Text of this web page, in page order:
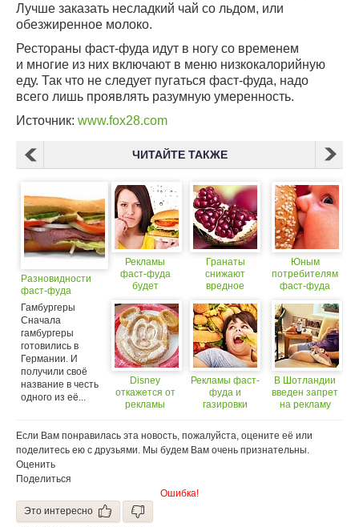
Лучше заказать несладкий чай со льдом, или
обезжиренное молоко.
Рестораны фаст-фуда идут в ногу со временем
и многие из них включают в меню низкокалорийную
еду. Так что не следует пугаться фаст-фуда, надо
всего лишь проявлять разумную умеренность.
Источник: www.fox28.com
ЧИТАЙТЕ ТАКЖЕ
Разновидности
фаст-фуда
Гамбургеры
Сначала
гамбургеры
готовились в
Германии. И
получили своё
название в честь
одного из её...
Рекламы
фаст-фуда
будет
Disney
откажется от
рекламы
Гранаты
снижают
вредное
фаст-фуда
Рекламы фаст-
фуда и
газировки
Юным
потребителям
фаст-фуда
светит
В Шотландии
введен запрет
на рекламу
Если Вам понравилась эта новость, пожалуйста, оцените её или
поделитесь ею с друзьями. Мы будем Вам очень признательны.
Оценить
Поделиться
Ошибка!
Это интересно